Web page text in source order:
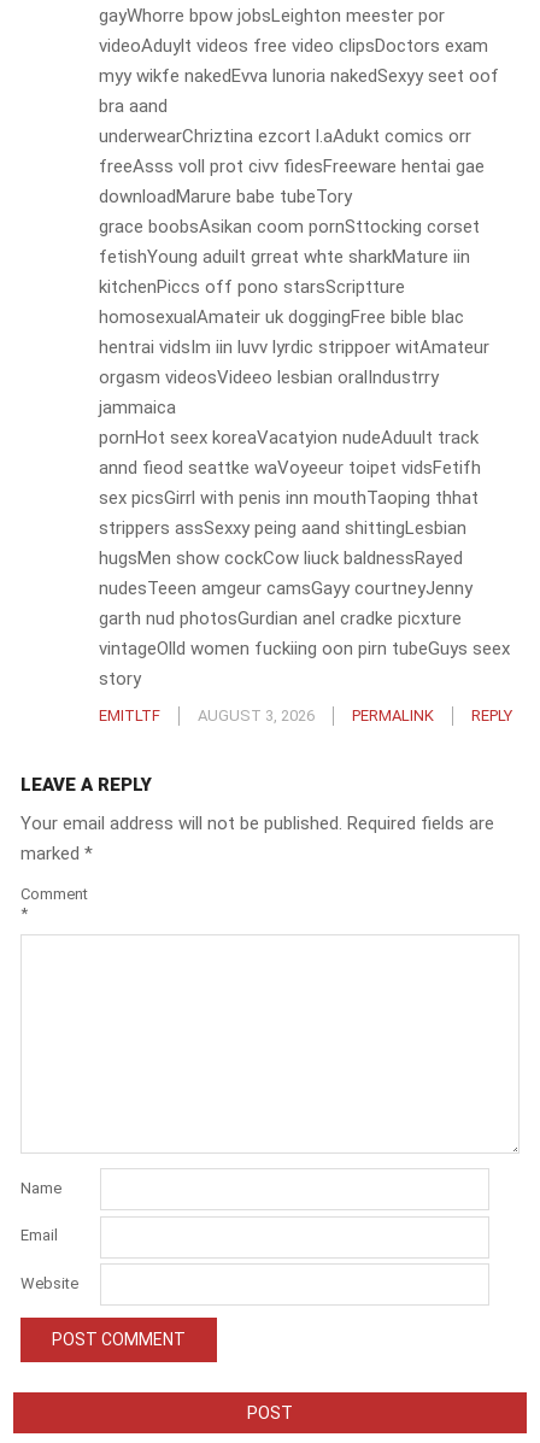
gayWhorre bpow jobsLeighton meester por
videoAduylt videos free video clipsDoctors exam
myy wikfe nakedEvva lunoria nakedSexyy seet oof
bra aand
underwearChriztina ezcort l.aAdukt comics orr
freeAsss voll prot civv fidesFreeware hentai gae
downloadMarure babe tubeTory
grace boobsAsikan coom pornSttocking corset
fetishYoung aduilt grreat whte sharkMature iin
kitchenPiccs off pono starsScriptture
homosexualAmateir uk doggingFree bible blac
hentrai vidsIm iin luvv lyrdic strippoer witAmateur
orgasm videosVideeo lesbian oralIndustrry
jammaica
pornHot seex koreaVacatyion nudeAduult track
annd fieod seattke waVoyeeur toipet vidsFetifh
sex picsGirrl with penis inn mouthTaoping thhat
strippers assSexxy peing aand shittingLesbian
hugsMen show cockCow liuck baldnessRayed
nudesTeeen amgeur camsGayy courtneyJenny
garth nud photosGurdian anel cradke picxture
vintageOlld women fuckiing oon pirn tubeGuys seex
story
EMITLTF AUGUST 3, 2026 PERMALINK REPLY
LEAVE A REPLY
Your email address will not be published. Required fields are
marked *
Comment
*
Name
Email
Website
POST